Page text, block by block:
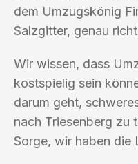
dem Umzugskönig
Salzgitter, genau
Wir wissen, dass
kostspielig sein
darum geht,
nach Triesenberg zu
Sorge, wir haben die